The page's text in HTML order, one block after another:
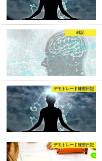
雑記
デモトレード練習日記
デモトレード練習日記